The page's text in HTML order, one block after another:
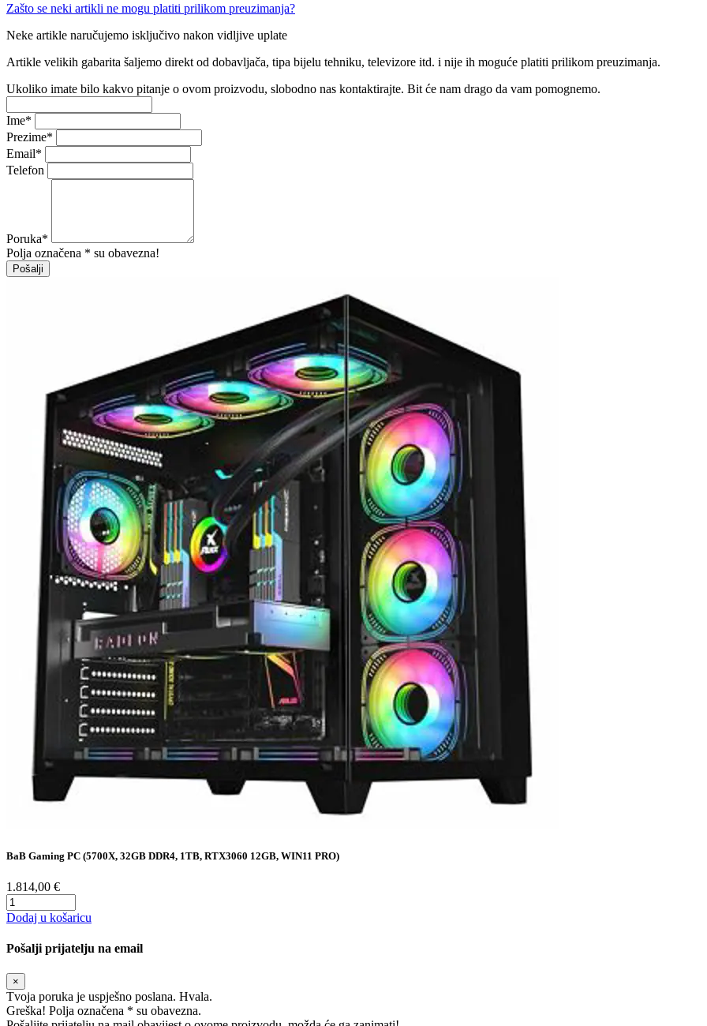
Zašto se neki artikli ne mogu platiti prilikom preuzimanja?
Neke artikle naručujemo isključivo nakon vidljive uplate
Artikle velikih gabarita šaljemo direkt od dobavljača, tipa bijelu tehniku, televizore itd. i nije ih moguće platiti prilikom preuzimanja.
Ukoliko imate bilo kakvo pitanje o ovom proizvodu, slobodno nas kontaktirajte. Bit će nam drago da vam pomognemo.
Ime*
Prezime*
Email*
Telefon
Poruka*
Polja označena * su obavezna!
Pošalji
BaB Gaming PC (5700X, 32GB DDR4, 1TB, RTX3060 12GB, WIN11 PRO)
1.814,00 €
Dodaj u košaricu
Pošalji prijatelju na email
×
Tvoja poruka je uspješno poslana. Hvala.
Greška! Polja označena * su obavezna.